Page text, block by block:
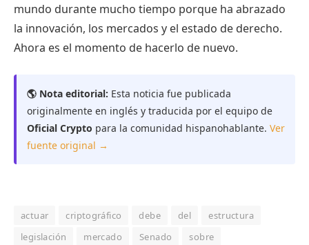
mundo durante mucho tiempo porque ha abrazado
la innovación, los mercados y el estado de derecho.
Ahora es el momento de hacerlo de nuevo.
🌎 Nota editorial: Esta noticia fue publicada
originalmente en inglés y traducida por el equipo de
Oficial Crypto para la comunidad hispanohablante. Ver
fuente original →
actuar criptográfico debe del
estructura
legislación
mercado Senado sobre